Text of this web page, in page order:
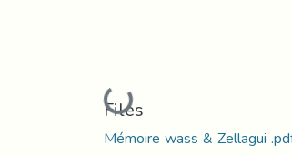
Loading...
Files
Mémoire wass & Zellagui